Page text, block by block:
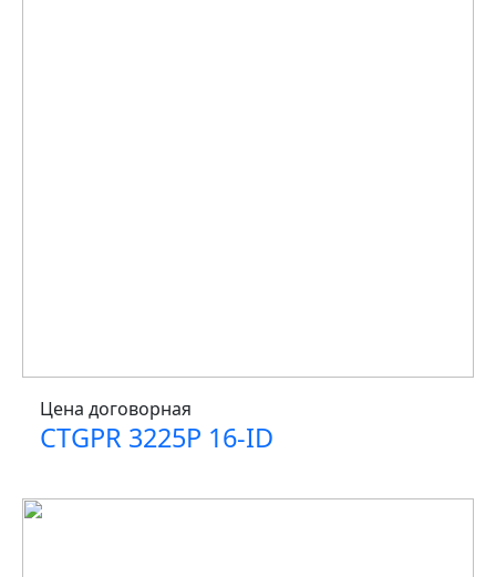
Цена договорная
CTGPR 3225P 16-ID